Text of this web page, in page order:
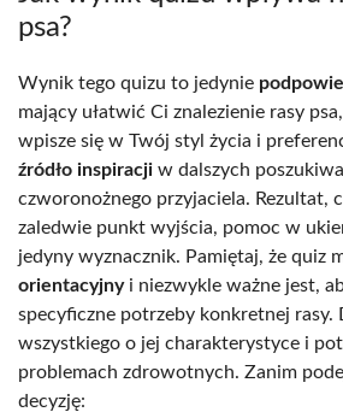
psa?
Wynik tego quizu to jedynie
mający ułatwić Ci znalezienie rasy
wpisze się w Twój styl życia i
źródło inspiracji w dalszych
czworonożnego przyjaciela. Rezultat,
zaledwie punkt wyjścia, pomoc w
jedyny wyznacznik. Pamiętaj, że quiz
orientacyjnyi niezwykle ważne jest,
specyficzne potrzeby konkretnej rasy.
wszystkiego o jej charakterystyce i
problemach zdrowotnych. Zanim
decyzję: